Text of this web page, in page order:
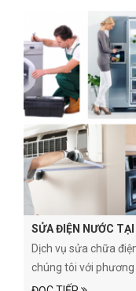
SỬA ĐIỆN NƯỚC
Dịch vụ sửa chữa
chúng tôi với phương